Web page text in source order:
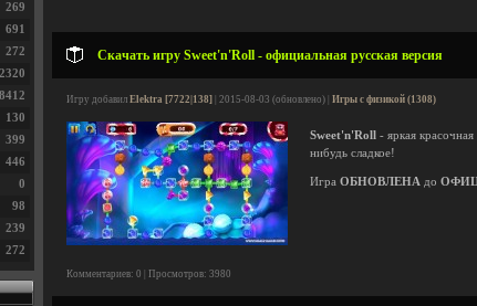
Скачать игру Sweet'n'Roll - официальная русская версия
Игру добавил Elektra [7722|138] | 2015-08-03 (обновлено) | Игры с физикой (1308)
Sweet'n'Roll - яркая
нибудь сладкое!
Игра ОБНОВЛЕНА до
Комментариев: 0 | Просмотров: 3980
269
691
272
2320
8412
130
399
446
0
98
239
272